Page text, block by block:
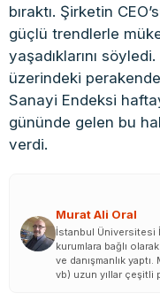
bıraktı. Şirketin
güçlü trendlerle
yaşadıklarını
üzerindeki
Sanayi Endeksi
gününde gelen bu
verdi.
Murat Ali Oral
İstanbul Üniversitesi
kurumlara bağlı
ve danışmanlık
vb) uzun yıllar çeşitli